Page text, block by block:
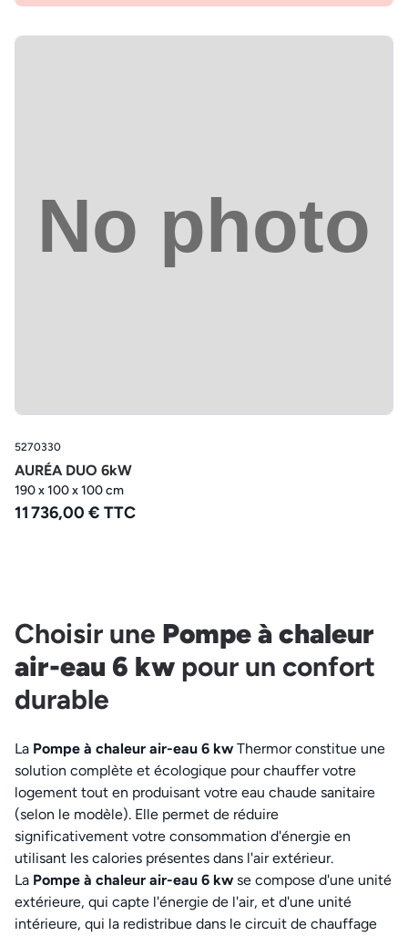
5270330
AURÉA DUO 6kW
190 x 100 x 100 cm
11 736,00 € TTC
Choisir une Pompe à chaleur
air-eau 6 kw pour un confort
durable
La Pompe à chaleur air-eau 6 kw Thermor constitue une
solution complète et écologique pour chauffer votre
logement tout en produisant votre eau chaude sanitaire
(selon le modèle). Elle permet de réduire
significativement votre consommation d'énergie en
utilisant les calories présentes dans l'air extérieur.
La Pompe à chaleur air-eau 6 kw se compose d'une unité
extérieure, qui capte l'énergie de l'air, et d'une unité
intérieure, qui la redistribue dans le circuit de chauffage